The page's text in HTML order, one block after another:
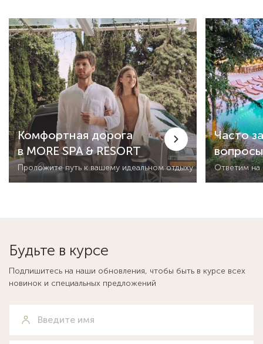
Комфортная дорога
в MORE SPA & RESORT
Проложите путь к вашему идеальном отдыху
Часто
вопросы
Ответим на
Будьте в курсе
Подпишитесь на наши обновления, чтобы быть в курсе всех
новинок и специальных предложений